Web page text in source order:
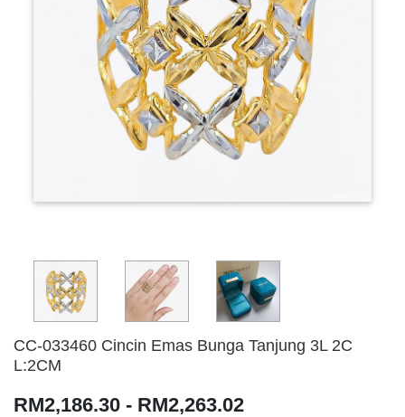
CC-033460 Cincin Emas Bunga Tanjung 3L 2C
L:2CM
RM2,186.30 - RM2,263.02